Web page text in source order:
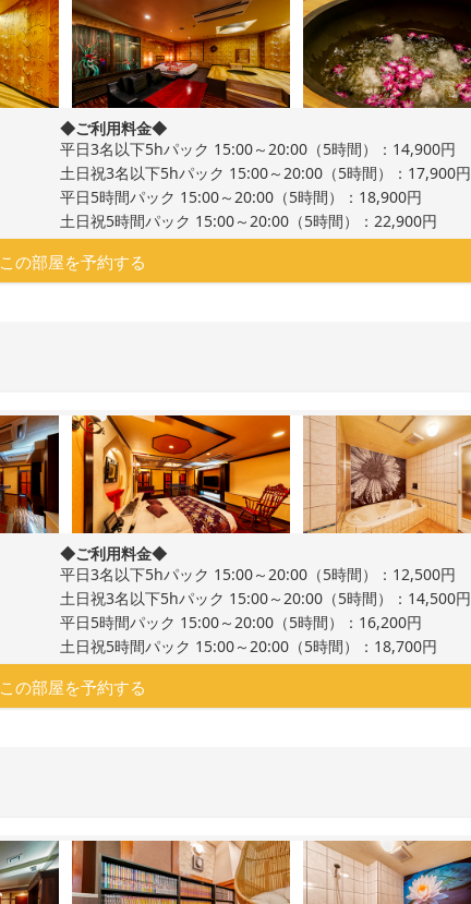
◆ご利用料金◆
平日3名以下5hパック 15:00～20:00（5時間）：14,900円
土日祝3名以下5hパック 15:00～20:00（5時間）：17,900円
平日5時間パック 15:00～20:00（5時間）：18,900円
土日祝5時間パック 15:00～20:00（5時間）：22,900円
この部屋を予約する
◆ご利用料金◆
平日3名以下5hパック 15:00～20:00（5時間）：12,500円
土日祝3名以下5hパック 15:00～20:00（5時間）：14,500円
平日5時間パック 15:00～20:00（5時間）：16,200円
土日祝5時間パック 15:00～20:00（5時間）：18,700円
この部屋を予約する